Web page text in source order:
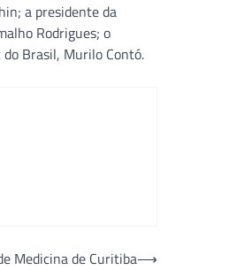
a presidente da
Rodrigues; o
Brasil, Murilo Contó.
Medicina de Curitiba⟶